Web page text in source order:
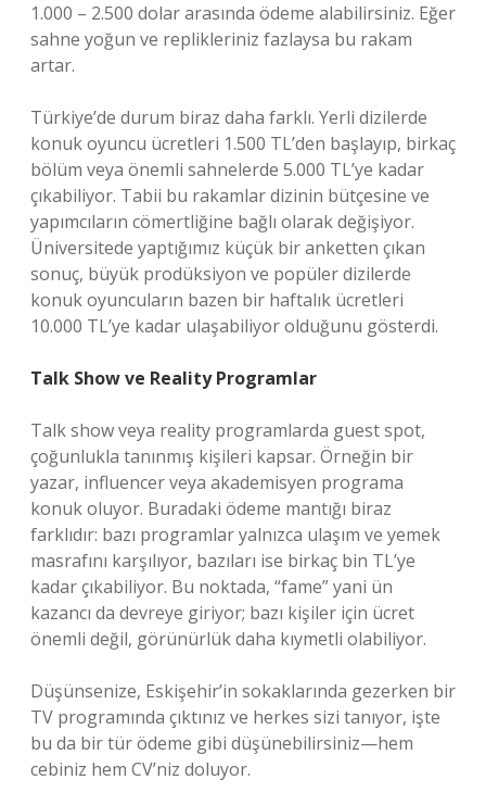
1.000 – 2.500 dolar arasında ödeme alabilirsiniz. Eğer
sahne yoğun ve replikleriniz fazlaysa bu rakam
artar.
Türkiye’de durum biraz daha farklı. Yerli dizilerde
konuk oyuncu ücretleri 1.500 TL’den başlayıp, birkaç
bölüm veya önemli sahnelerde 5.000 TL’ye kadar
çıkabiliyor. Tabii bu rakamlar dizinin bütçesine ve
yapımcıların cömertliğine bağlı olarak değişiyor.
Üniversitede yaptığımız küçük bir anketten çıkan
sonuç, büyük prodüksiyon ve popüler dizilerde
konuk oyuncuların bazen bir haftalık ücretleri
10.000 TL’ye kadar ulaşabiliyor olduğunu gösterdi.
Talk Show ve Reality Programlar
Talk show veya reality programlarda guest spot,
çoğunlukla tanınmış kişileri kapsar. Örneğin bir
yazar, influencer veya akademisyen programa
konuk oluyor. Buradaki ödeme mantığı biraz
farklıdır: bazı programlar yalnızca ulaşım ve yemek
masrafını karşılıyor, bazıları ise birkaç bin TL’ye
kadar çıkabiliyor. Bu noktada, “fame” yani ün
kazancı da devreye giriyor; bazı kişiler için ücret
önemli değil, görünürlük daha kıymetli olabiliyor.
Düşünsenize, Eskişehir’in sokaklarında gezerken bir
TV programında çıktınız ve herkes sizi tanıyor, işte
bu da bir tür ödeme gibi düşünebilirsiniz—hem
cebiniz hem CV’niz doluyor.